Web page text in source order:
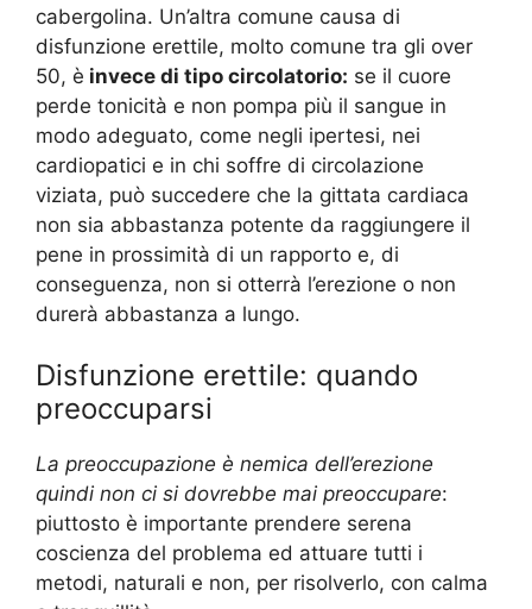
cabergolina. Un’altra comune causa di
disfunzione erettile, molto comune tra gli over
50, è invece di tipo circolatorio: se il cuore
perde tonicità e non pompa più il sangue in
modo adeguato, come negli ipertesi, nei
cardiopatici e in chi soffre di circolazione
viziata, può succedere che la gittata cardiaca
non sia abbastanza potente da raggiungere il
pene in prossimità di un rapporto e, di
conseguenza, non si otterrà l’erezione o non
durerà abbastanza a lungo.
Disfunzione erettile: quando
preoccuparsi
La preoccupazione è nemica dell’erezione
quindi non ci si dovrebbe mai preoccupare:
piuttosto è importante prendere serena
coscienza del problema ed attuare tutti i
metodi, naturali e non, per risolverlo, con calma